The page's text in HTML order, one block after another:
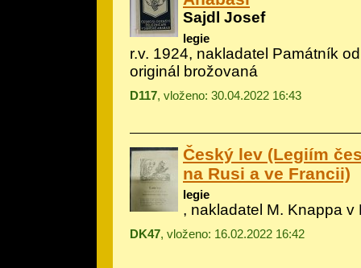
Sajdl Josef
legie
r.v. 1924, nakladatel Památník
originál brožovaná
D117, vloženo: 30.04.2022 16:43
Český lev (Legiím
na Rusi a ve Francii)
legie
, nakladatel M. Knappa v
DK47, vloženo: 16.02.2022 16:42